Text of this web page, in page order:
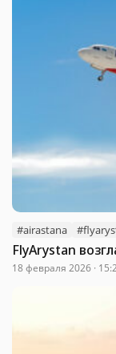
#airastana
FlyArystan
18 февраля 2026 ·